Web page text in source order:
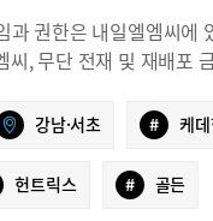
과 권한은 내일엘엠씨에
, 무단 전재 및 재배포
강남·서초 # 케
헌트릭스 # 골든